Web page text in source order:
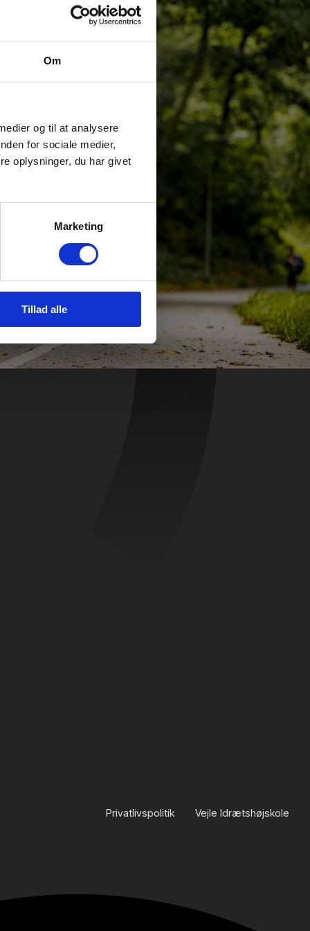
Om
og til at analysere
for sociale medier,
oplysninger, du har givet
Marketing
Tillad alle
Privatlivspolitik Vejle Idrætshøjskole